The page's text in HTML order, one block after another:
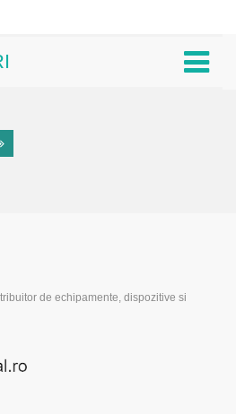
de echipamente, dispozitive si